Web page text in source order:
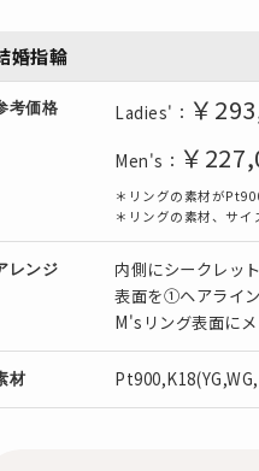
婚指輪
考価格 Ladies'： ￥
Men's： ￥
＊リングの素材が
＊リングの素材、サイ
レンジ
内側にシークレッ
表面を①ヘアライ
M'sリング表面にメ
材